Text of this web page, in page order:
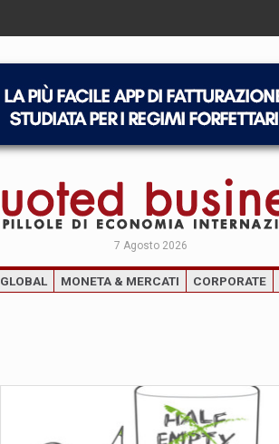
7 Agosto 2026
GLOBAL MONETA & MERCATI CORPORATE